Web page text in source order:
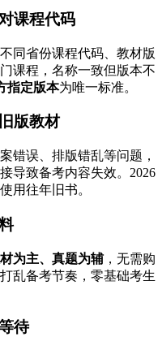
课程代码
同省份课程代码、教材版
课程，名称一致但版本不
指定版本为唯一标准。
版教材
错误、排版错乱等问题，
导致备考内容失效。2026
用往年旧书。
为主、真题为辅，无需购
乱备考节奏，零基础考生
待